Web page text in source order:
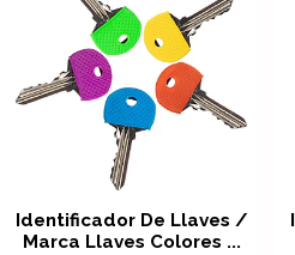
Identificador De Llaves /
Marca Llaves Colores ...